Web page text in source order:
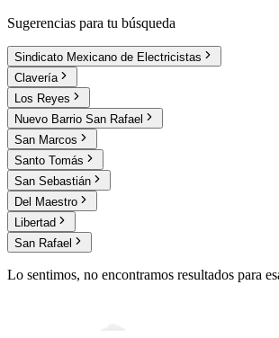
Sugerencias para tu búsqueda
Sindicato Mexicano de Electricistas
Clavería
Los Reyes
Nuevo Barrio San Rafael
San Marcos
Santo Tomás
San Sebastián
Del Maestro
Libertad
San Rafael
Lo sentimos, no encontramos resultados para